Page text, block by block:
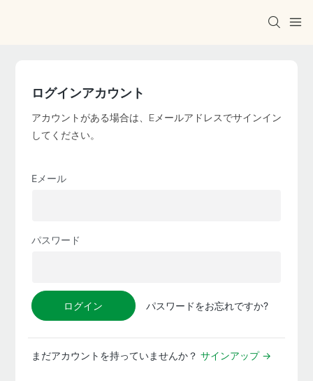
ログインアカウント
アカウントがある場合は、Eメールアドレスでサインイン
してください。
Eメール
パスワード
ログイン パスワードをお忘れですか?
まだアカウントを持っていませんか？ サインアップ →